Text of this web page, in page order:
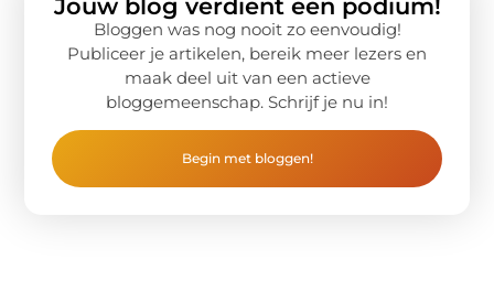
Jouw blog verdient een podium!
Bloggen was nog nooit zo eenvoudig!
Publiceer je artikelen, bereik meer lezers en
maak deel uit van een actieve
bloggemeenschap. Schrijf je nu in!
Begin met bloggen!